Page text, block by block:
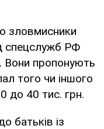
зловмисники
спецслужб РФ
Вони пропонують
того чи іншого
до 40 тис. грн.
батьків із